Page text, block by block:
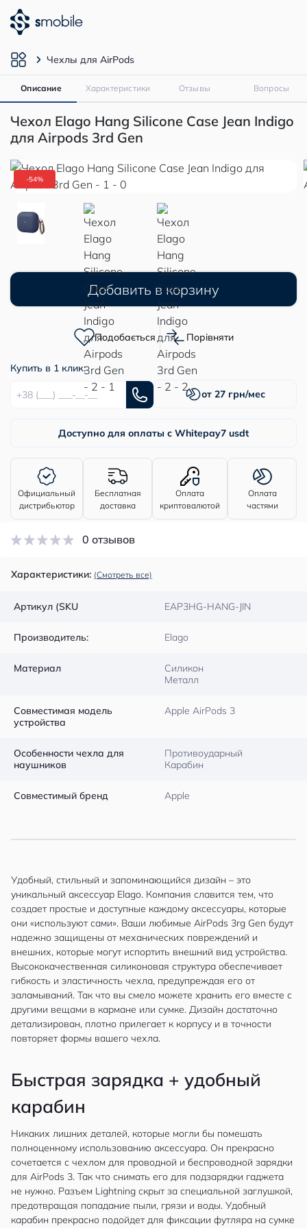
Чехлы для AirPods
Описание Характеристики Отзывы Вопросы
Чехол Elago Hang Silicone Case Jean Indigo
для Airpods 3rd Gen
-54%
Добавить в корзину
Подобається Порівняти
Купить в 1 клик:
от 27 грн/мес
Доступно для оплаты с Whitepay7 usdt
Официальный
дистрибьютор
Бесплатная
доставка
Оплата
криптовалютой
Оплата
частями
0 отзывов
Характеристики: (Смотреть все)
Артикул (SKU EAP3HG-HANG-JIN
Производитель: Elago
Материал
Силикон
Металл
Совместимая модель
устройства
Apple AirPods 3
Особенности чехла для
наушников
Противоударный
Карабин
Совместимый бренд Apple
Удобный, стильный и запоминающийся дизайн – это
уникальный аксессуар Elago. Компания славится тем, что
создает простые и доступные каждому аксессуары, которые
они «используют сами». Ваши любимые AirPods 3rg Gen будут
надежно защищены от механических повреждений и
внешних, которые могут испортить внешний вид устройства.
Высококачественная силиконовая структура обеспечивает
гибкость и эластичность чехла, предупреждая его от
заламываний. Так что вы смело можете хранить его вместе с
другими вещами в кармане или сумке. Дизайн достаточно
детализирован, плотно прилегает к корпусу и в точности
повторяет формы вашего чехла.
Быстрая зарядка + удобный
карабин
Никаких лишних деталей, которые могли бы помешать
полноценному использованию аксессуара. Он прекрасно
сочетается с чехлом для проводной и беспроводной зарядки
для AirPods 3. Так что снимать его для подзарядки гаджета
не нужно. Разъем Lightning скрыт за специальной заглушкой,
предотвращая попадание пыли, грязи и воды. Удобный
карабин прекрасно подойдет для фиксации футляра на сумке